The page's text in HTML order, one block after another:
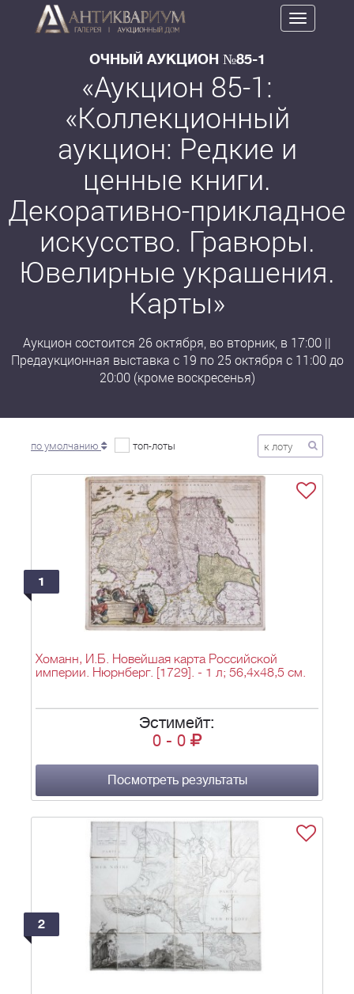
Toggle
navigation
ОЧНЫЙ АУКЦИОН №85-1
«Аукцион 85-1:
«Коллекционный
аукцион: Редкие и
ценные книги.
Декоративно-прикладное
искусство. Гравюры.
Ювелирные украшения.
Карты»
Аукцион состоится 26 октября, во вторник, в 17:00 ||
Предаукционная выставка с 19 по 25 октября с 11:00 до
20:00 (кроме воскресенья)
по умолчанию топ-лоты
1
Хоманн, И.Б. Новейшая карта Российской
империи. Нюрнберг. [1729]. - 1 л; 56,4х48,5 см.
Эстимейт:
0 - 0
Посмотреть результаты
2